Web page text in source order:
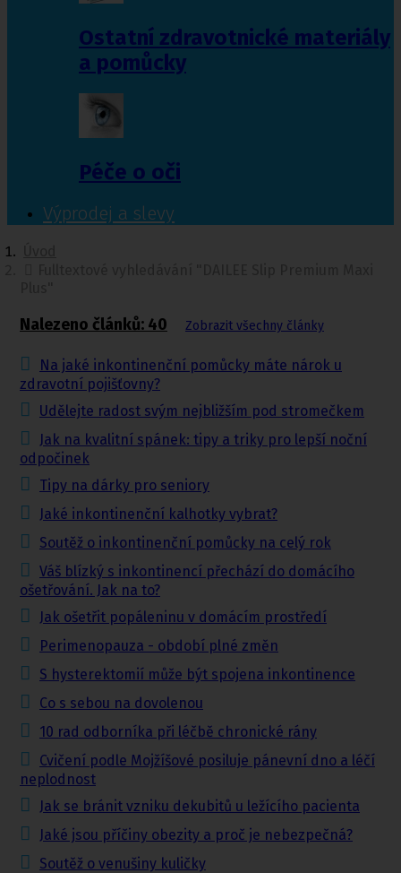
Ostatní zdravotnické materiály
a pomůcky
Péče o oči
Výprodej a slevy
Nalezeno článků: 40 Zobrazit všechny články
Na jaké inkontinenční pomůcky máte nárok u
zdravotní pojišťovny?
Udělejte radost svým nejbližším pod stromečkem
Jak na kvalitní spánek: tipy a triky pro lepší noční
odpočinek
Tipy na dárky pro seniory
Jaké inkontinenční kalhotky vybrat?
Soutěž o inkontinenční pomůcky na celý rok
Váš blízký s inkontinencí přechází do domácího
ošetřování. Jak na to?
Jak ošetřit popáleninu v domácím prostředí
Perimenopauza - období plné změn
S hysterektomií může být spojena inkontinence
Co s sebou na dovolenou
10 rad odborníka při léčbě chronické rány
Cvičení podle Mojžíšové posiluje pánevní dno a léčí
neplodnost
Jak se bránit vzniku dekubitů u ležícího pacienta
Jaké jsou příčiny obezity a proč je nebezpečná?
Soutěž o venušiny kuličky